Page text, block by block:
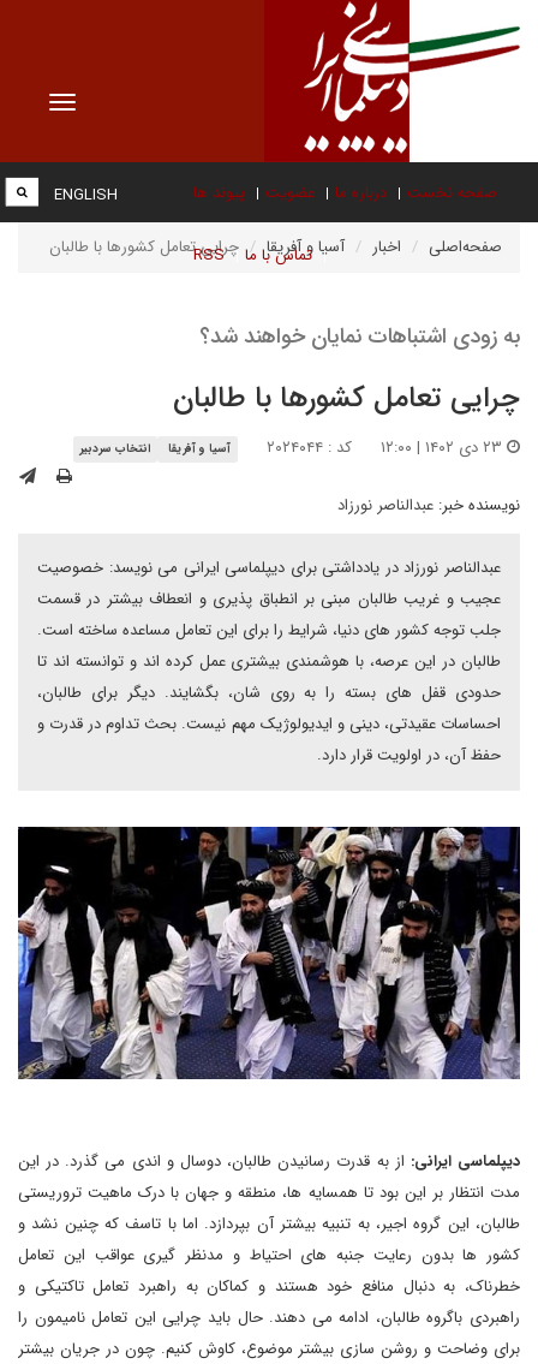
Toggle
صفحه نخست درباره ما عضویت پیوند ها
تماس با ما RSS
ENGLISH
صفحه‌اصلی اخبار آسیا و آفریقا چرایی تعامل کشورها با طالبان
به زودی اشتباهات نمایان خواهند شد؟
چرایی تعامل کشورها با طالبان
کد : ۲۰۲۴۰۴۴ آسیا و آفریقا انتخاب سردبیر
نویسنده خبر: عبدالناصر نورزاد
عبدالناصر نورزاد در یادداشتی برای دیپلماسی ایرانی می نویسد: خصوصیت
عجیب و غریب طالبان مبنی بر انطباق پذیری و انعطاف بیشتر در قسمت
جلب توجه کشور های دنیا، شرایط را برای این تعامل مساعده ساخته است.
طالبان در این عرصه، با هوشمندی بیشتری عمل کرده اند و توانسته اند تا
حدودی قفل های بسته را به روی شان، بگشایند. دیگر برای طالبان،
احساسات عقیدتی، دینی و ایدیولوژیک مهم نیست. بحث تداوم در قدرت و
حفظ آن، در اولویت قرار دارد.
دیپلماسی ایرانی: از به قدرت رسانیدن طالبان، دوسال و اندی می گذرد. در این
مدت انتظار بر این بود تا همسایه ها، منطقه و جهان با درک ماهیت تروریستی
طالبان، این گروه اجیر، به تنبیه بیشتر آن بپردازد. اما با تاسف که چنین نشد و
کشور ها بدون رعایت جنبه های احتیاط و مدنظر گیری عواقب این تعامل
خطرناک، به دنبال منافع خود هستند و کماکان به راهبرد تعامل تاکتیکی و
راهبردی باگروه طالبان، ادامه می دهند. حال باید چرایی این تعامل نامیمون را
برای وضاحت و روشن سازی بیشتر موضوع، کاوش کنیم. چون در جریان بیشتر